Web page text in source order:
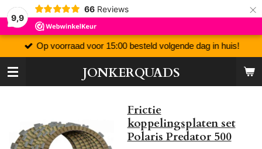
9,9
66 Reviews ×
JONKERQUADS
Op voorraad voor 15:00 besteld volgende dag in huis!
Frictie
koppelingsplaten set
Polaris Predator 500